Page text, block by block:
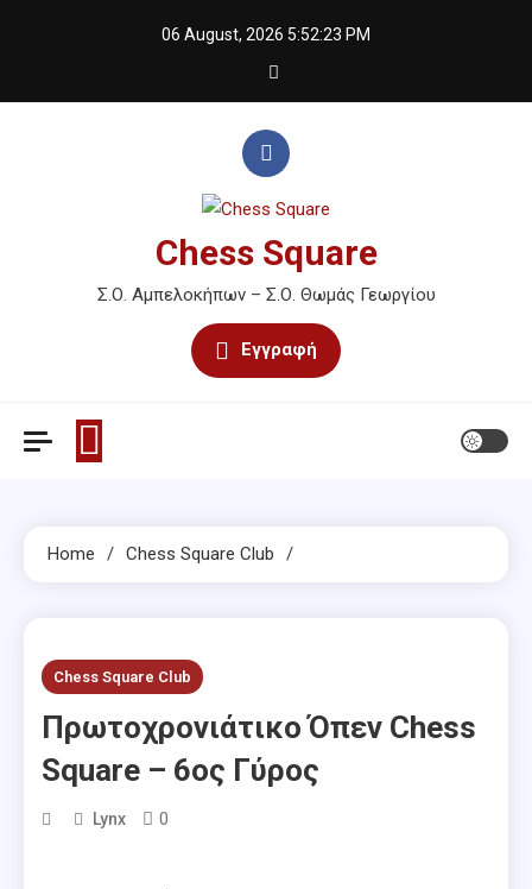
06 August, 2026 5:52:23 PM
Chess Square
Σ.Ο. Αμπελοκήπων – Σ.Ο. Θωμάς Γεωργίου
Εγγραφή
Home Chess Square Club
Chess Square Club
Πρωτοχρονιάτικο Όπεν Chess
Square – 6ος Γύρος
Lynx 0